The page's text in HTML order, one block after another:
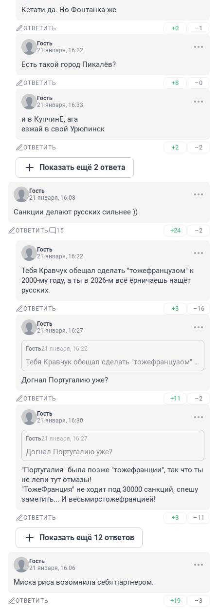
Кстати да. Но Фонтанка же
ОТВЕТИТЬ +0 –1
Гость
21 января, 16:22
Есть такой город Пикалёв?
ОТВЕТИТЬ +8 –0
Гость
21 января, 16:33
и в КупчинЕ, ага
езжай в свой Урюпинск
ОТВЕТИТЬ +2 –2
Показать ещё 2 ответа
Гость
21 января, 16:08
Санкции делают русских сильнее ))
ОТВЕТИТЬ 15 +24 –2
Гость
21 января, 16:22
Тебя Кравчук обещал сделать "тожефранцузом" к
2000-му году, а ты в 2026-м всё ёрничаешь нащёт
русских.
ОТВЕТИТЬ +3 –16
Гость
21 января, 16:27
Гость21 января, 16:22
Тебя Кравчук обещал сделать "тожефранцузом" к 2000-му году, а ты в 2026-м всё ёрничаешь нащёт русских.
Догнал Португалию уже?
ОТВЕТИТЬ +11 –2
Гость
21 января, 16:30
Гость21 января, 16:27
Догнал Португалию уже?
"Португалия" была позже "тожефранции", так что ты
не лепи тут отмазы!
"ТожеФранция" не ходит под 30000 санкций, спешу
заметить... И весьмирстожефранцией!
ОТВЕТИТЬ +3 –11
Показать ещё 12 ответов
Гость
21 января, 16:06
Миска риса возомнила себя партнером.
ОТВЕТИТЬ +19 –3